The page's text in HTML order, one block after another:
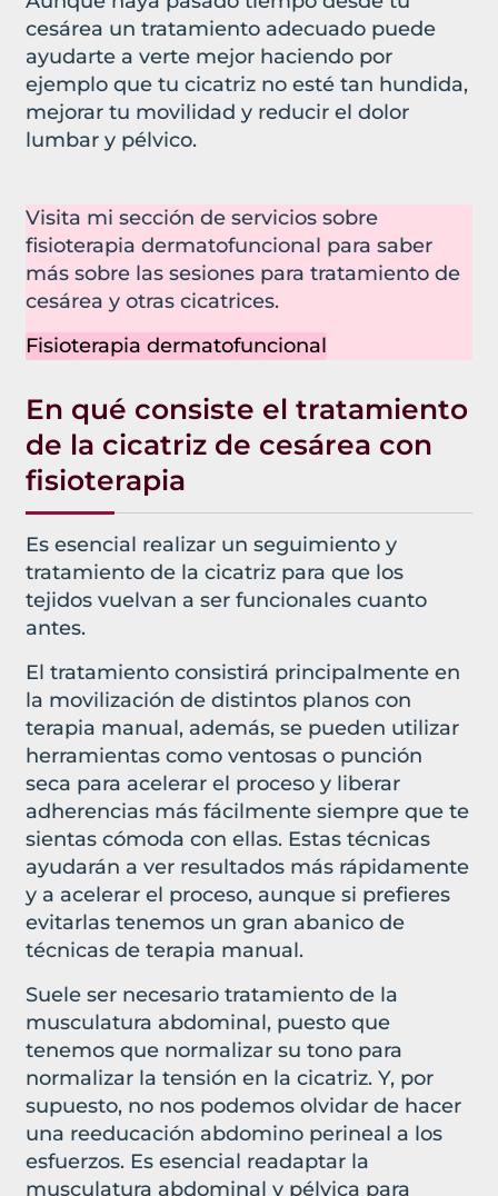
cesárea un tratamiento adecuado puede
ayudarte a verte mejor haciendo por
ejemplo que tu cicatriz no esté tan hundida,
mejorar tu movilidad y reducir el dolor
lumbar y pélvico.
Visita mi sección de servicios sobre
fisioterapia dermatofuncional para saber
más sobre las sesiones para tratamiento de
cesárea y otras cicatrices.
Fisioterapia dermatofuncional
En qué consiste el tratamiento
de la cicatriz de cesárea con
fisioterapia
Es esencial realizar un seguimiento y
tratamiento de la cicatriz para que los
tejidos vuelvan a ser funcionales cuanto
antes.
El tratamiento consistirá principalmente en
la movilización de distintos planos con
terapia manual, además, se pueden utilizar
herramientas como ventosas o punción
seca para acelerar el proceso y liberar
adherencias más fácilmente siempre que te
sientas cómoda con ellas. Estas técnicas
ayudarán a ver resultados más rápidamente
y a acelerar el proceso, aunque si prefieres
evitarlas tenemos un gran abanico de
técnicas de terapia manual.
Suele ser necesario tratamiento de la
musculatura abdominal, puesto que
tenemos que normalizar su tono para
normalizar la tensión en la cicatriz. Y, por
supuesto, no nos podemos olvidar de hacer
una reeducación abdomino perineal a los
esfuerzos. Es esencial readaptar la
musculatura abdominal y pélvica para